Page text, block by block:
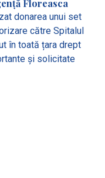
Floreasca
donarea unui set
către Spitalul
în toată țara drept
și solicitate